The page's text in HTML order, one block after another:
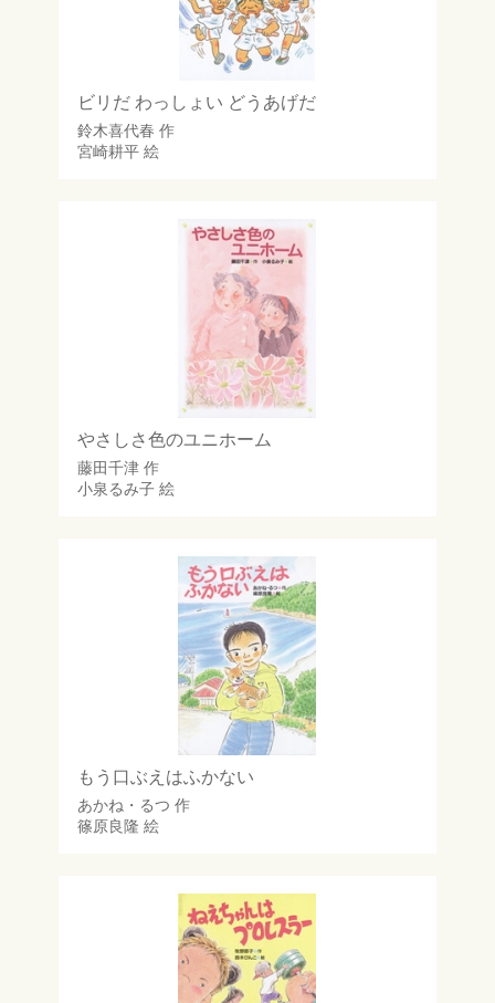
ビリだ わっしょい どうあげだ
鈴木喜代春 作
宮崎耕平絵
やさしさ色のユニホーム
藤田千津作
小泉るみ子絵
もう口ぶえはふかない
あかね・るつ 作
篠原良隆 絵